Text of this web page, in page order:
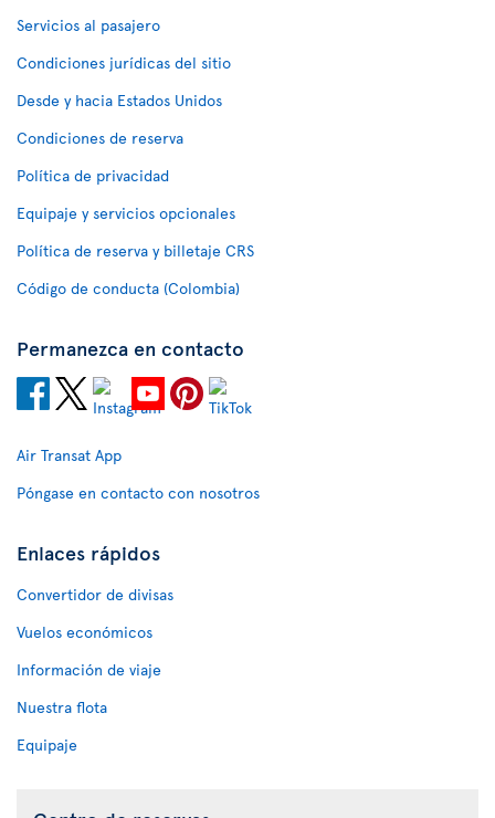
Servicios al pasajero
Condiciones jurídicas del sitio
Desde y hacia Estados Unidos
Condiciones de reserva
Política de privacidad
Equipaje y servicios opcionales
Política de reserva y billetaje CRS
Código de conducta (Colombia)
Permanezca en contacto
Air Transat App
Póngase en contacto con nosotros
Enlaces rápidos
Convertidor de divisas
Vuelos económicos
Información de viaje
Nuestra flota
Equipaje